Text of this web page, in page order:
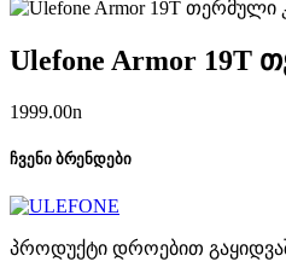
Ulefone Armor 19T
1999.00n
ჩვენი ბრენდები
პროდუქტი დროებით